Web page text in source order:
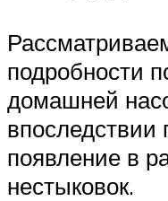
подробности
домашней
впоследствии
появление в
нестыковок.